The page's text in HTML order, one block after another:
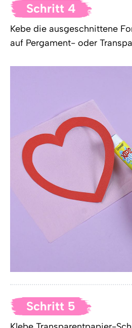
Schritt 4
Kebe die ausgeschnittene
auf Pergament- oder
Schritt 5